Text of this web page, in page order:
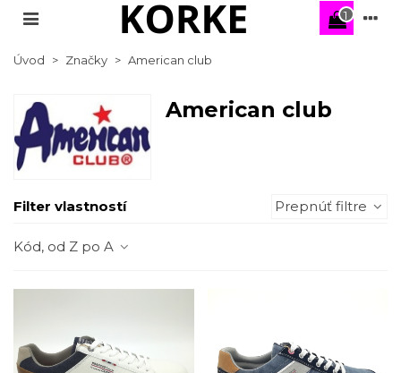
1
Úvod > Značky > American club
American club
Filter vlastností Prepnúť filtre
Kód, od Z po A